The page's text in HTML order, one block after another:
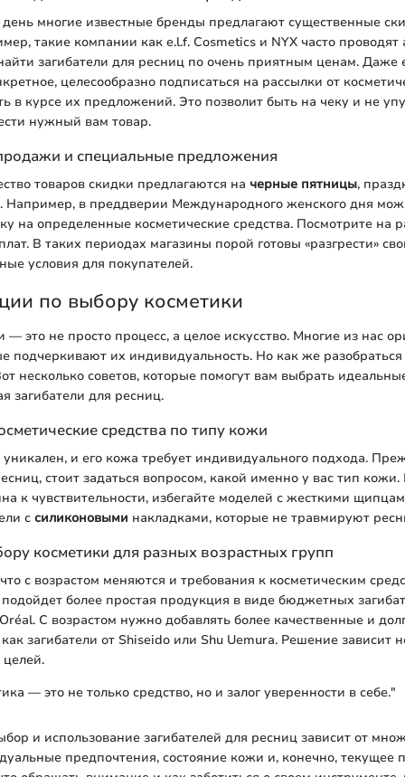
многие известные бренды предлагают существенные
такие компании как e.l.f. Cosmetics и NYX часто проводят
загибатели для ресниц по очень приятным ценам. Даже
целесообразно подписаться на рассылки от
в курсе их предложений. Это позволит быть на чеку и не
нужный вам товар.
и специальные предложения
товаров скидки предлагаются на черные пятницы,
Например, в преддверии Международного женского дня
на определенные косметические средства. Посмотрите на
В таких периодах магазины порой готовы «разгрести»
условия для покупателей.
по выбору косметики
это не просто процесс, а целое искусство. Многие из нас
подчеркивают их индивидуальность. Но как же разобраться
несколько советов, которые помогут вам выбрать
загибатели для ресниц.
средства по типу кожи
и его кожа требует индивидуального подхода.
стоит задаться вопросом, какой именно у вас тип
к чувствительности, избегайте моделей с жесткими
с силиконовыми накладками, которые не травмируют
косметики для разных возрастных групп
с возрастом меняются и требования к косметическим
более простая продукция в виде бюджетных
С возрастом нужно добавлять более качественные и
загибатели от Shiseido или Shu Uemura. Решение зависит
целей.
— это не только средство, но и залог уверенности в себе."
и использование загибателей для ресниц зависит от
предпочтения, состояние кожи и, конечно, текущее